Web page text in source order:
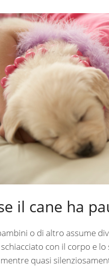
il cane ha
o di altro assume
con il corpo e
quasi